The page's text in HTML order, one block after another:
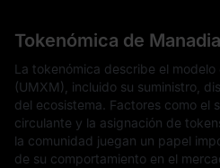
Tokenómica de
La tokenómica describe el
(UMXM), incluido su suministro,
del ecosistema. Factores como el
circulante y la asignación de
la comunidad juegan un papel
de su comportamiento en el